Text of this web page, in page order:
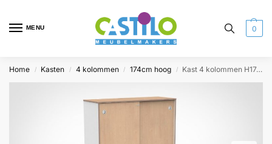
MENU 0
Home / Kasten / 4 kolommen / 174cm hoog / Kast 4 kolommen H174 03